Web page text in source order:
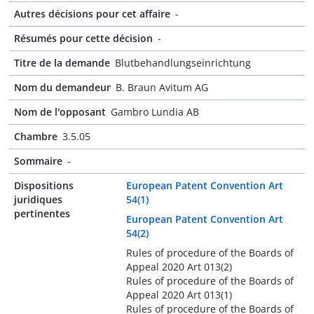
Autres décisions pour cet affaire -
Résumés pour cette décision -
Titre de la demande Blutbehandlungseinrichtung
Nom du demandeur B. Braun Avitum AG
Nom de l'opposant Gambro Lundia AB
Chambre 3.5.05
Sommaire -
Dispositions
juridiques
pertinentes
European Patent Convention Art
54(1)
European Patent Convention Art
54(2)
Rules of procedure of the Boards of
Appeal 2020 Art 013(2)
Rules of procedure of the Boards of
Appeal 2020 Art 013(1)
Rules of procedure of the Boards of